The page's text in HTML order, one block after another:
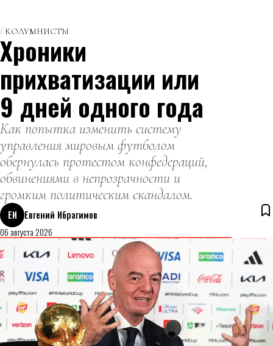
КОЛУМНИСТЫ
Хроники
прихватизации или
9 дней одного года
Как попытка изменить систему
управления мировым футболом
обернулась протестом конфедераций,
обвинениями в непрозрачности и
громким политическим скандалом.
ЕИ
Евгений Ибрагимов
06 августа 2026